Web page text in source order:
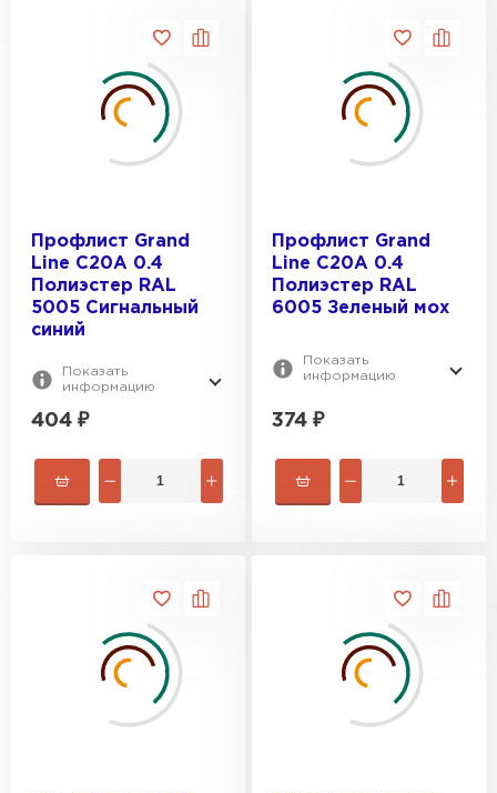
Профлист Grand
Line C20A 0.4
Полиэстер RAL
5005 Сигнальный
синий
Показать
информацию
404 ₽
Профлист Grand
Line C20A 0.4
Полиэстер RAL
6005 Зеленый мох
Показать
информацию
374 ₽